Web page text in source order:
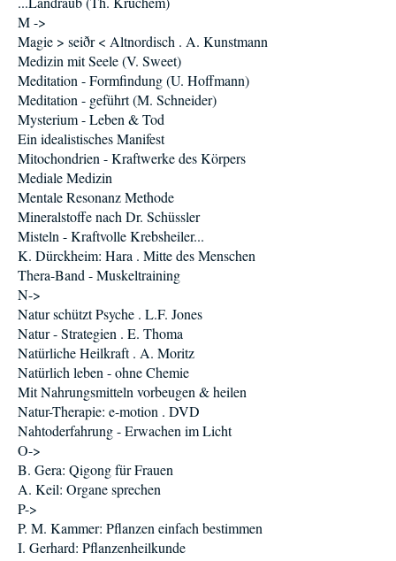
M ->
Magie > seiðr < Altnordisch . A. Kunstmann
Medizin mit Seele (V. Sweet)
Meditation - Formfindung (U. Hoffmann)
Meditation - geführt (M. Schneider)
Mysterium - Leben & Tod
Ein idealistisches Manifest
Mitochondrien - Kraftwerke des Körpers
Mediale Medizin
Mentale Resonanz Methode
Mineralstoffe nach Dr. Schüssler
Misteln - Kraftvolle Krebsheiler...
K. Dürckheim: Hara . Mitte des Menschen
Thera-Band - Muskeltraining
N->
Natur schützt Psyche . L.F. Jones
Natur - Strategien . E. Thoma
Natürliche Heilkraft . A. Moritz
Natürlich leben - ohne Chemie
Mit Nahrungsmitteln vorbeugen & heilen
Natur-Therapie: e-motion . DVD
Nahtoderfahrung - Erwachen im Licht
O->
B. Gera: Qigong für Frauen
A. Keil: Organe sprechen
P->
P. M. Kammer: Pflanzen einfach bestimmen
I. Gerhard: Pflanzenheilkunde